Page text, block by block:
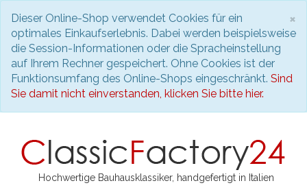
×
Dieser Online-Shop verwendet Cookies für ein
optimales Einkaufserlebnis. Dabei werden beispielsweise
die Session-Informationen oder die Spracheinstellung
auf Ihrem Rechner gespeichert. Ohne Cookies ist der
Funktionsumfang des Online-Shops eingeschränkt. Sind
Sie damit nicht einverstanden, klicken Sie bitte hier.
Hochwertige Bauhausklassiker, handgefertigt in Italien